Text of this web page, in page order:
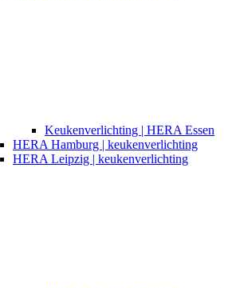
Keukenverlichting | HERA Essen
HERA Hamburg | keukenverlichting
HERA Leipzig | keukenverlichting